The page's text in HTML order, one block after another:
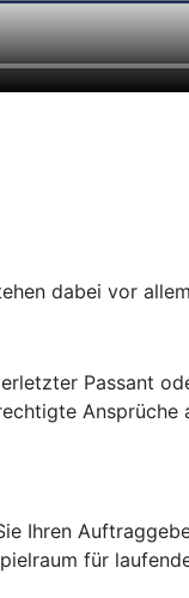
dabei vor
Passant
Ansprüche
Ihren
für